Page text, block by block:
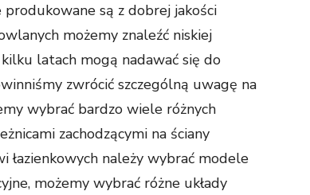
są z dobrej jakości
możemy znaleźć niskiej
latach mogą nadawać się do
zwrócić szczególną uwagę na
wybrać bardzo wiele różnych
zachodzącymi na ściany
łazienkowych należy wybrać modele
możemy wybrać różne układy